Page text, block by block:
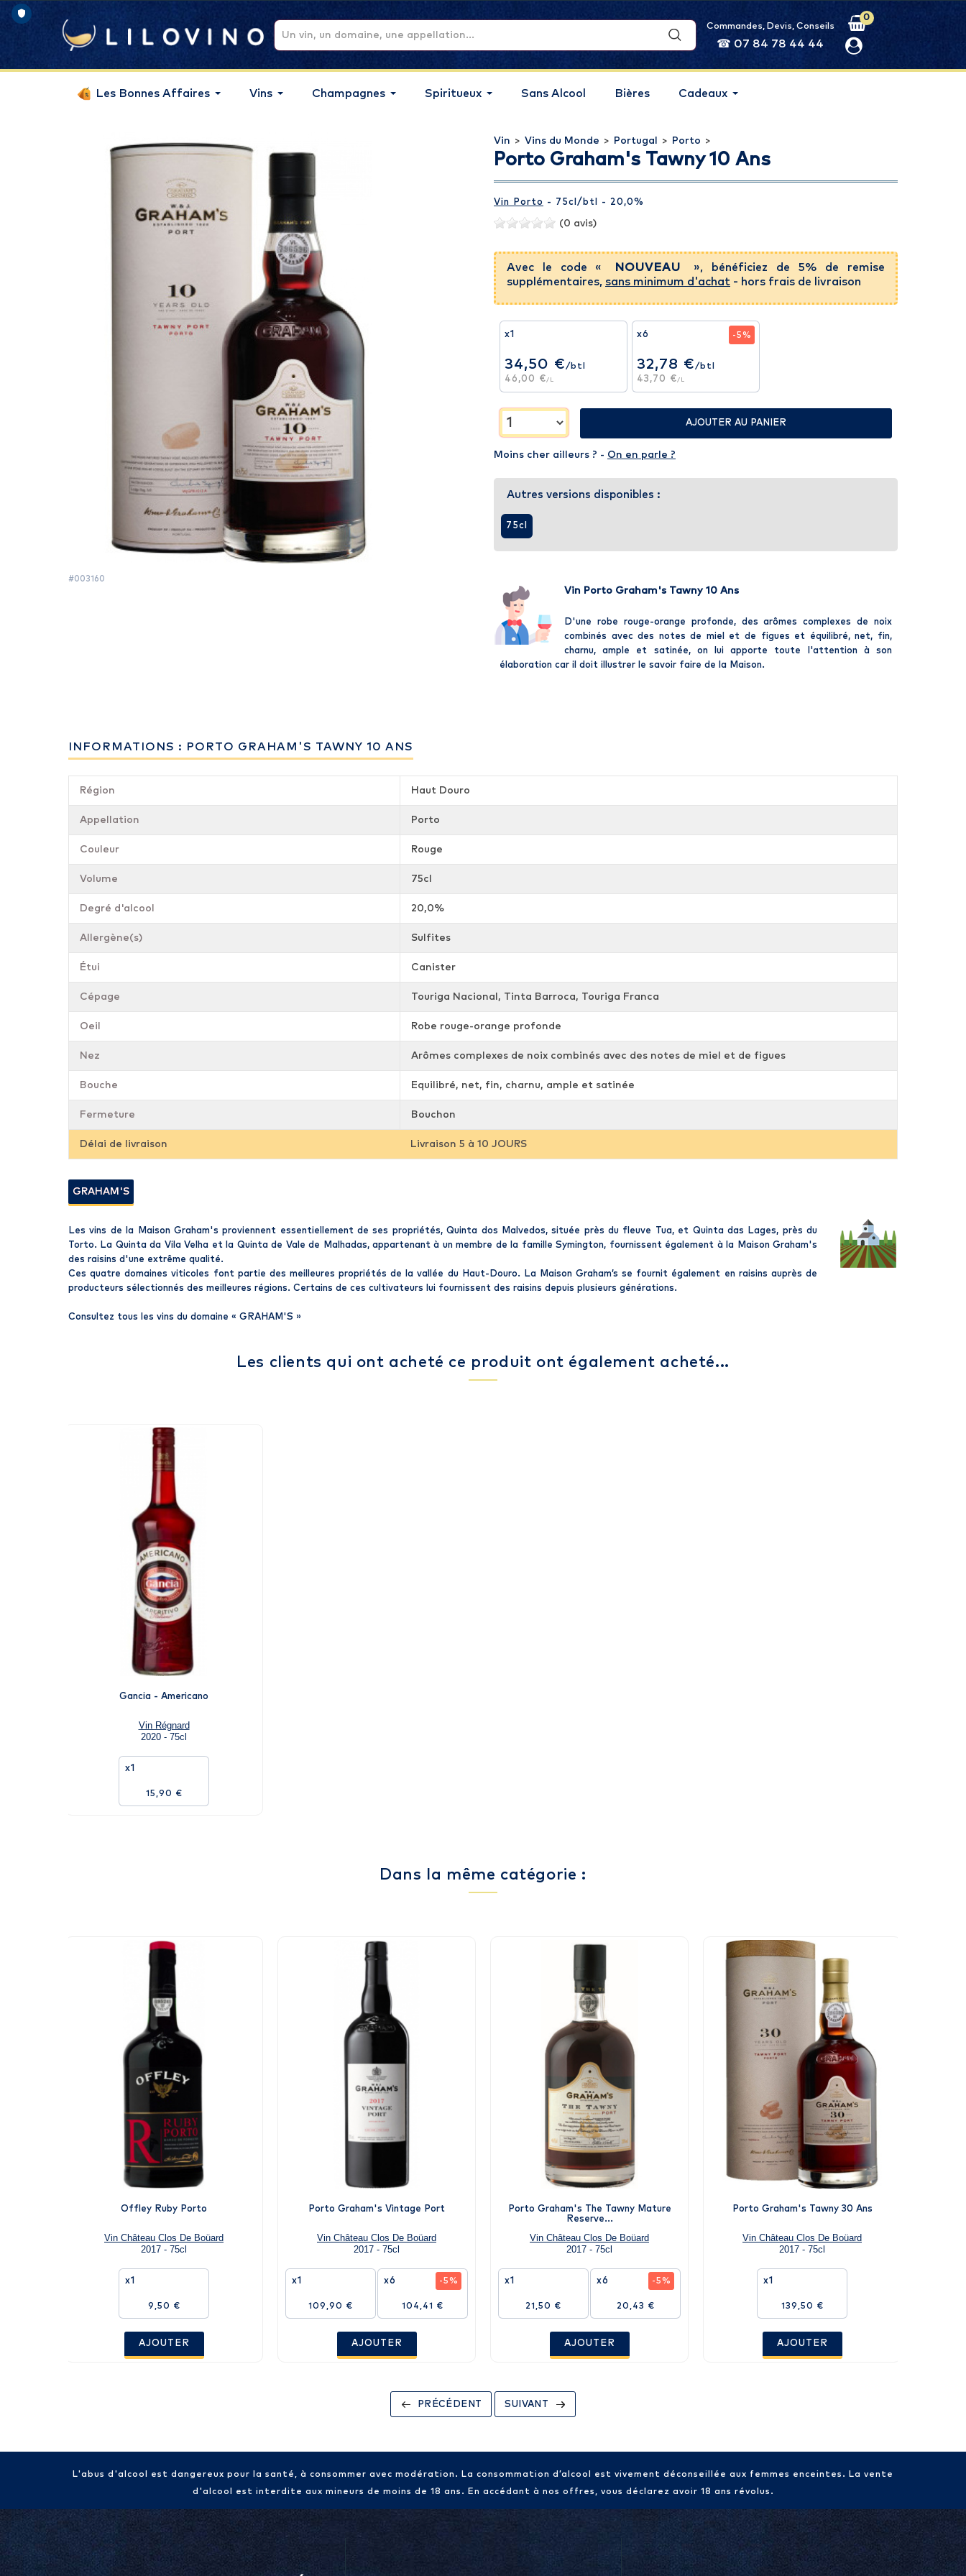
Commandes, Devis, Conseils
☎ 07 84 78 44 44
0
Les Bonnes Affaires Vins Champagnes Spiritueux Sans Alcool Bières Cadeaux
#003160
Vin > Vins du Monde > Portugal > Porto >
Porto Graham's Tawny 10 Ans
Vin Porto - 75cl /btl - 20,0%
(0 avis)
Avec le code « NOUVEAU
», bénéficiez de 5% de remise
supplémentaires, sans minimum d'achat - hors frais de livraison
x1
34,50 € /btl
46,00 € /L
x6 -5%
32,78 € /btl
43,70 € /L
AJOUTER AU PANIER
Moins cher ailleurs ? - On en parle ?
Autres versions disponibles :
75cl
Vin Porto Graham's Tawny 10 Ans
D'une robe rouge-orange profonde, des arômes complexes de noix
combinés avec des notes de miel et de figues et équilibré, net, fin,
charnu, ample et satinée, on lui apporte toute l'attention à son
élaboration car il doit illustrer le savoir faire de la Maison.
INFORMATIONS : PORTO GRAHAM'S TAWNY 10 ANS
Région Haut Douro
Appellation Porto
Couleur Rouge
Volume 75cl
Degré d'alcool 20,0%
Allergène(s) Sulfites
Étui Canister
Cépage Touriga Nacional, Tinta Barroca, Touriga Franca
Oeil Robe rouge-orange profonde
Nez Arômes complexes de noix combinés avec des notes de miel et de figues
Bouche Equilibré, net, fin, charnu, ample et satinée
Fermeture Bouchon
Délai de livraison Livraison 5 à 10 JOURS
GRAHAM'S
Les vins de la Maison Graham's proviennent essentiellement de ses propriétés, Quinta dos Malvedos, située près du fleuve Tua, et Quinta das Lages, près du
Torto. La Quinta da Vila Velha et la Quinta de Vale de Malhadas, appartenant à un membre de la famille Symington, fournissent également à la Maison Graham's
des raisins d'une extrême qualité.
Ces quatre domaines viticoles font partie des meilleures propriétés de la vallée du Haut-Douro. La Maison Graham’s se fournit également en raisins auprès de
producteurs sélectionnés des meilleures régions. Certains de ces cultivateurs lui fournissent des raisins depuis plusieurs générations.
Consultez tous les vins du domaine « GRAHAM'S »
Les clients qui ont acheté ce produit ont également acheté...
Gancia - Americano
Vin Régnard
2020 - 75cl
x1
15,90 €
Dans la même catégorie :
Offley Ruby Porto
Vin Château Clos De Boüard
2017 - 75cl
x1
9,50 €
AJOUTER
Porto Graham's Vintage Port
Vin Château Clos De Boüard
2017 - 75cl
x1
109,90 €
x6 -5%
104,41 €
AJOUTER
Porto Graham's The Tawny Mature
Reserve...
Vin Château Clos De Boüard
2017 - 75cl
x1
21,50 €
x6 -5%
20,43 €
AJOUTER
Porto Graham's Tawny 30 Ans
Vin Château Clos De Boüard
2017 - 75cl
x1
139,50 €
AJOUTER
PRÉCÉDENT SUIVANT
L'abus d'alcool est dangereux pour la santé, à consommer avec modération. La consommation d’alcool est vivement déconseillée aux femmes enceintes. La vente
d'alcool est interdite aux mineurs de moins de 18 ans. En accédant à nos offres, vous déclarez avoir 18 ans révolus.